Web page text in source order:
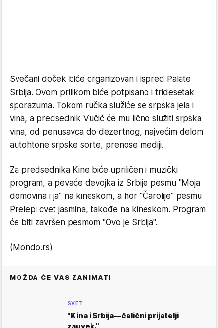
Svečani doček biće organizovan i ispred Palate
Srbija. Ovom prilikom biće potpisano i tridesetak
sporazuma. Tokom ručka služiće se srpska jela i
vina, a predsednik Vučić će mu lično služiti srpska
vina, od penusavca do dezertnog, najvećim delom
autohtone srpske sorte, prenose mediji.
Za predsednika Kine biće upriličen i muzički
program, a pevaće devojka iz Srbije pesmu "Moja
domovina i ja" na kineskom, a hor "Čarolije" pesmu
Prelepi cvet jasmina, takođe na kineskom. Program
će biti završen pesmom "Ovo je Srbija".
(Mondo.rs)
MOŽDA ĆE VAS ZANIMATI
SVET
"Kina i Srbija—čelični prijatelji
zauvek."